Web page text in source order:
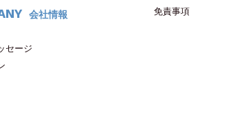
会社情報
セージ
免責事項